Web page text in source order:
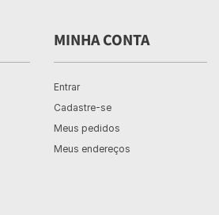
MINHA CONTA
Entrar
Cadastre-se
Meus pedidos
Meus endereços